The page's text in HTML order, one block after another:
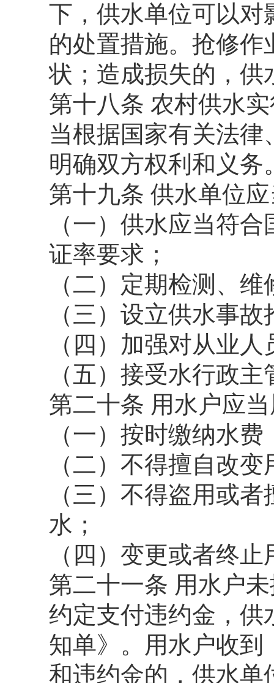
下，供水单位可以对
的处置措施。抢修
状；造成损失的，供
第十八条 农村供水
当根据国家有关法
明确双方权利和义务
第十九条 供水单位
（一）供水应当符
证率要求；
（二）定期检测、
（三）设立供水事
（四）加强对从业
（五）接受水行政
第二十条 用水户应
（一）按时缴纳水
（二）不得擅自改
（三）不得盗用或
水；
（四）变更或者终
第二十一条 用水户
约定支付违约金，供
知单》。用水户收到
和违约金的，供水单